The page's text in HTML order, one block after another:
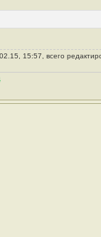
15:57, всего